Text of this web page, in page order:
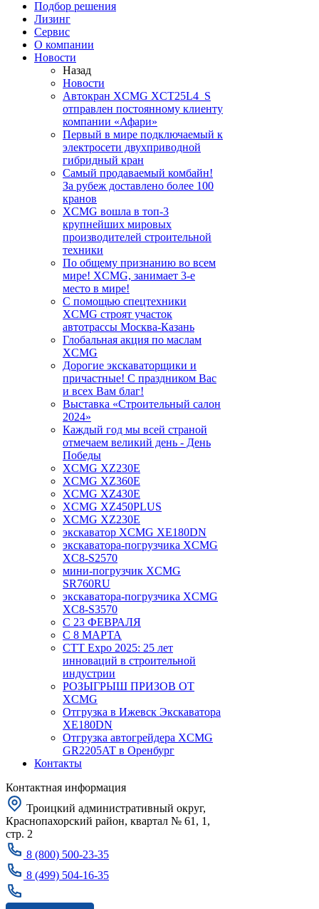
Подбор решения
Лизинг
Сервис
О компании
Новости
Назад
Новости
Автокран XCMG XCT25L4_S
отправлен постоянному клиенту
компании «Афари»
Первый в мире подключаемый к
электросети двухприводной
гибридный кран
Самый продаваемый комбайн!
За рубеж доставлено более 100
кранов
XCMG вошла в топ-3
крупнейших мировых
производителей строительной
техники
По общему признанию во всем
мире! XCMG, занимает 3-е
место в мире!
С помощью спецтехники
XCMG строят участок
автотрассы Москва-Казань
Глобальная акция по маслам
XCMG
Дорогие экскаваторщики и
причастные! С праздником Вас
и всех Вам благ!
Выставка «Строительный салон
2024»
Каждый год мы всей страной
отмечаем великий день - День
Победы
XCMG XZ230E
XCMG XZ360E
XCMG XZ430E
XCMG XZ450PLUS
XCMG XZ230E
экскаватор XCMG XE180DN
экскаватора-погрузчика XCMG
XC8-S2570
мини-погрузчик XCMG
SR760RU
экскаватора-погрузчика XCMG
XC8-S3570
С 23 ФЕВРАЛЯ
С 8 МАРТА
CTT Expo 2025: 25 лет
инноваций в строительной
индустрии
РОЗЫГРЫШ ПРИЗОВ ОТ
XCMG
Отгрузка в Ижевск Экскаватора
XE180DN
Отгрузка автогрейдера XCMG
GR2205AT в Оренбург
Контакты
Контактная информация
Троицкий административный округ,
Краснопахорский район, квартал № 61, 1,
стр. 2
8 (800) 500-23-35
8 (499) 504-16-35